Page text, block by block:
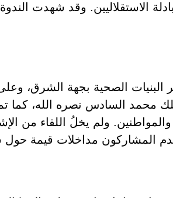
الاستقلاليين. وقد شهدت
البنيات الصحية بجهة الشرق،
محمد السادس نصره الله،
ولم يخلُ اللقاء من
المشاركون مداخلات قيمة حول